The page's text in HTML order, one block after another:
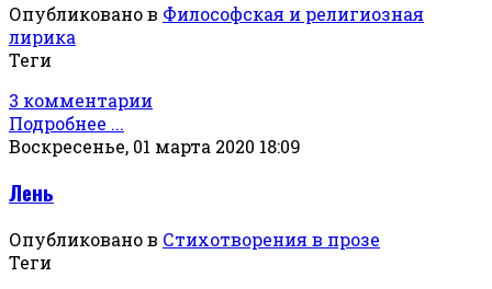
Опубликовано в Философская и религиозная
лирика
Теги
3 комментарии
Подробнее ...
Воскресенье, 01 марта 2020 18:09
Лень
Опубликовано в Стихотворения в прозе
Теги